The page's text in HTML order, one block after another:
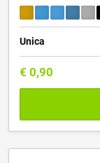
Unica
€ 0,90